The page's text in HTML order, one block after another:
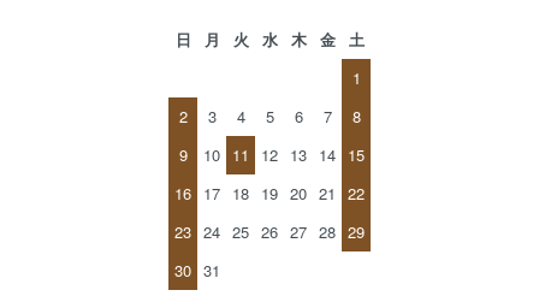
日 月 火 水 木 金
土
1
2
3 4 5 6 7
8
9
10 11 12 13 14 15
16 17 18 19 20 21
22
23 24 25 26 27 28 29
30 31